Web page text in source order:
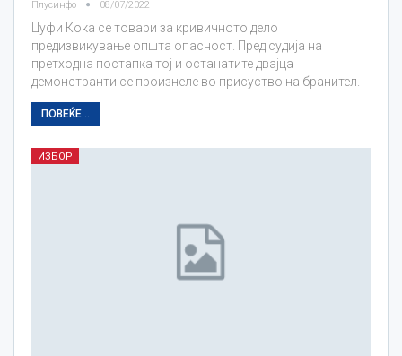
Плусинфо 08/07/2022
Цуфи Кока се товари за кривичното дело
предизвикување општа опасност. Пред судија на
претходна постапка тој и останатите двајца
демонстранти се произнеле во присуство на бранител.
ПОВЕЌЕ...
ИЗБОР